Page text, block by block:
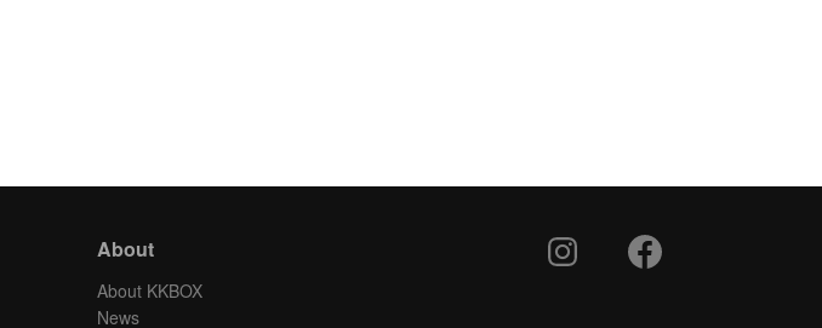
About
About KKBOX
News